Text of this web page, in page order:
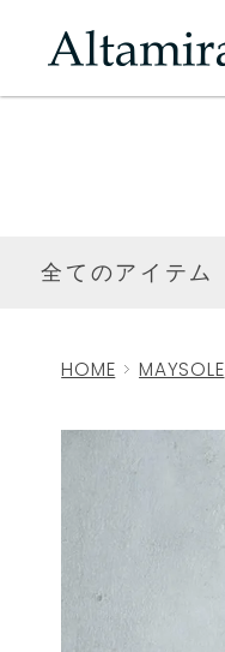
全てのアイテム
HOME MAYSOLE